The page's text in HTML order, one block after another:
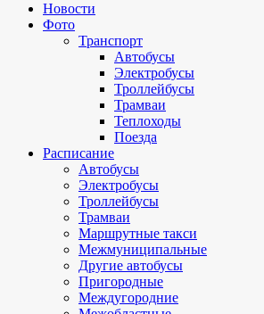
Новости
Фото
Транспорт
Автобусы
Электробусы
Троллейбусы
Трамваи
Теплоходы
Поезда
Расписание
Автобусы
Электробусы
Троллейбусы
Трамваи
Маршрутные такси
Межмуниципальные
Другие автобусы
Пригородные
Междугородние